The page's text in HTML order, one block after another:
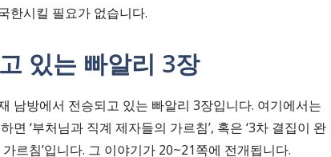
한시킬 필요가 없습니다.
있는 빠알리 3장
남방에서 전승되고 있는 빠알리 3장입니다. 여기에서는
‘부처님과 직계 제자들의 가르침’, 혹은 ‘3차 결집이 완
르침’입니다. 그 이야기가 20~21쪽에 전개됩니다.